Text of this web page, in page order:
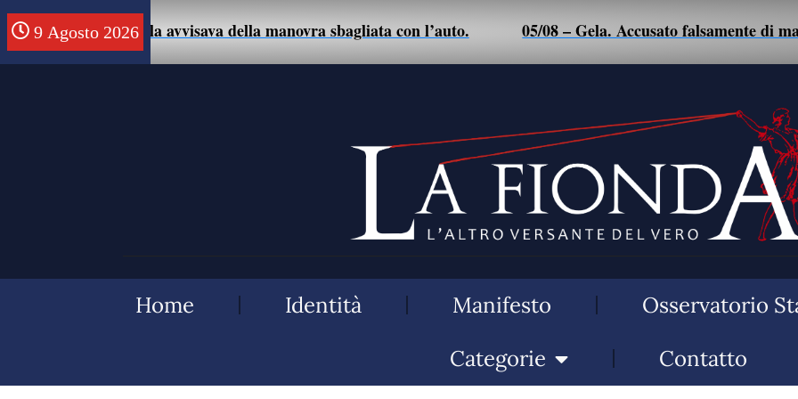
9 Agosto 2026
che la avvisava della manovra sbagliata con l’auto. 05/08 – Gela. Accusato falsamente di
Home Identità Manifesto Osservatorio
Categorie
Contatto